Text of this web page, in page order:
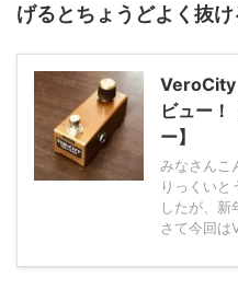
げるとちょうどよく抜け
ビュー！
ー】
みなさんこ
りっくいと
したが、
さて今回